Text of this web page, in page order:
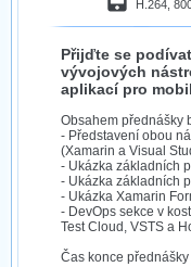
H.264,
Přijďte se
vývojových
aplikací pro
Obsahem přednášky
- Představení obou
(Xamarin a Visual
- Ukázka základních
- Ukázka základních
- Ukázka Xamarin
- DevOps sekce v
Test Cloud, VSTS a
Čas konce